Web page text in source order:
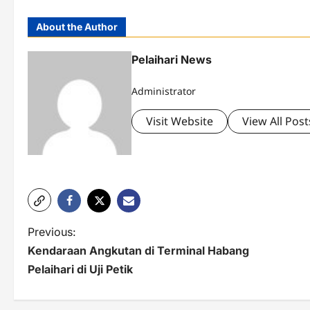
About the Author
Pelaihari News
Administrator
Visit Website View All
P
o
Previous:
Kendaraan Angkutan di Terminal Habang
Pelaihari di Uji Petik